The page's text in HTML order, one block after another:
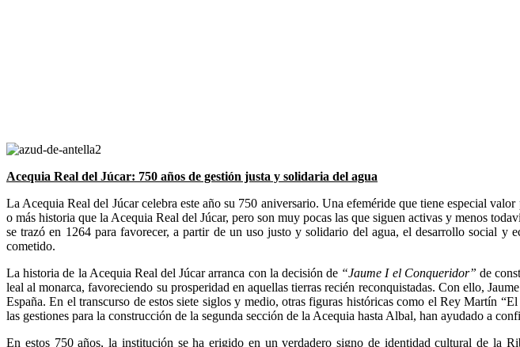
Acequia Real del Júcar: 750 años de gestión justa y solidaria del agua
La Acequia Real del Júcar celebra este año su 750 aniversario. Una efeméride que tiene especial
o más historia que la Acequia Real del Júcar, pero son muy pocas las que siguen activas y menos
se trazó en 1264 para favorecer, a partir de un uso justo y solidario del agua, el desarrollo social y
cometido.
La historia de la Acequia Real del Júcar arranca con la decisión de “Jaume I el Conqueridor” de
leal al monarca, favoreciendo su prosperidad en aquellas tierras recién reconquistadas. Con ello,
España. En el transcurso de estos siete siglos y medio, otras figuras históricas como el Rey Martín
las gestiones para la construcción de la segunda sección de la Acequia hasta Albal, han ayudado a
En estos 750 años, la institución se ha erigido en un verdadero signo de identidad cultural de la